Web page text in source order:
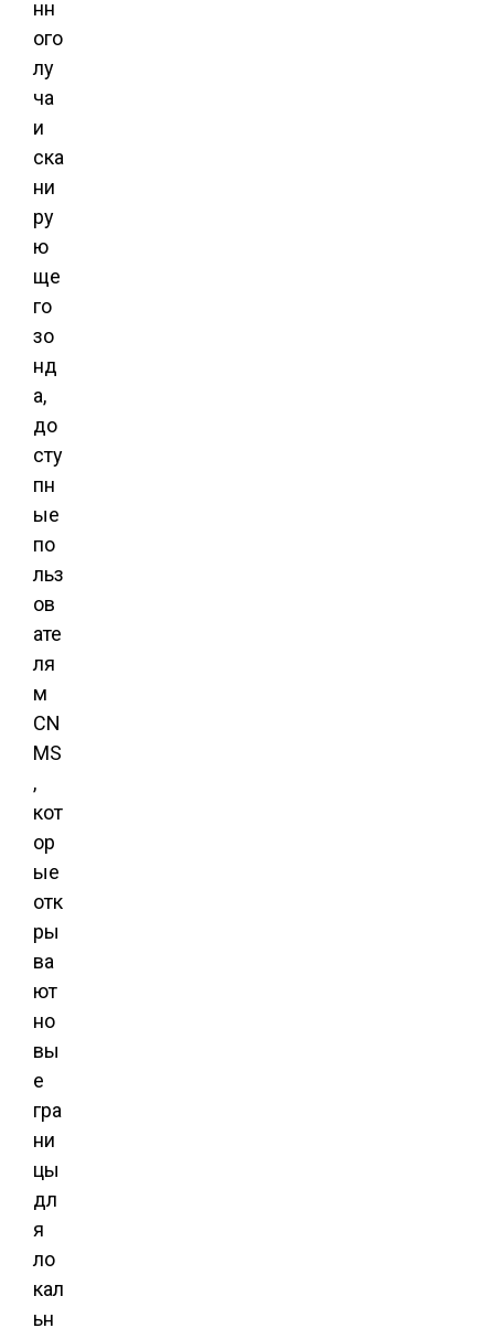
нн
ого
лу
ча
и
ска
ни
ру
ю
ще
го
зо
нд
а,
до
сту
пн
ые
по
льз
ов
ате
ля
м
CN
MS
,
кот
ор
ые
отк
ры
ва
ют
но
вы
е
гра
ни
цы
дл
я
ло
кал
ьн